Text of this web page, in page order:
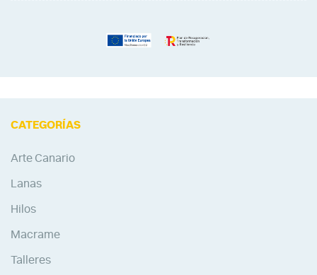
CATEGORÍAS
Arte Canario
Lanas
Hilos
Macrame
Talleres